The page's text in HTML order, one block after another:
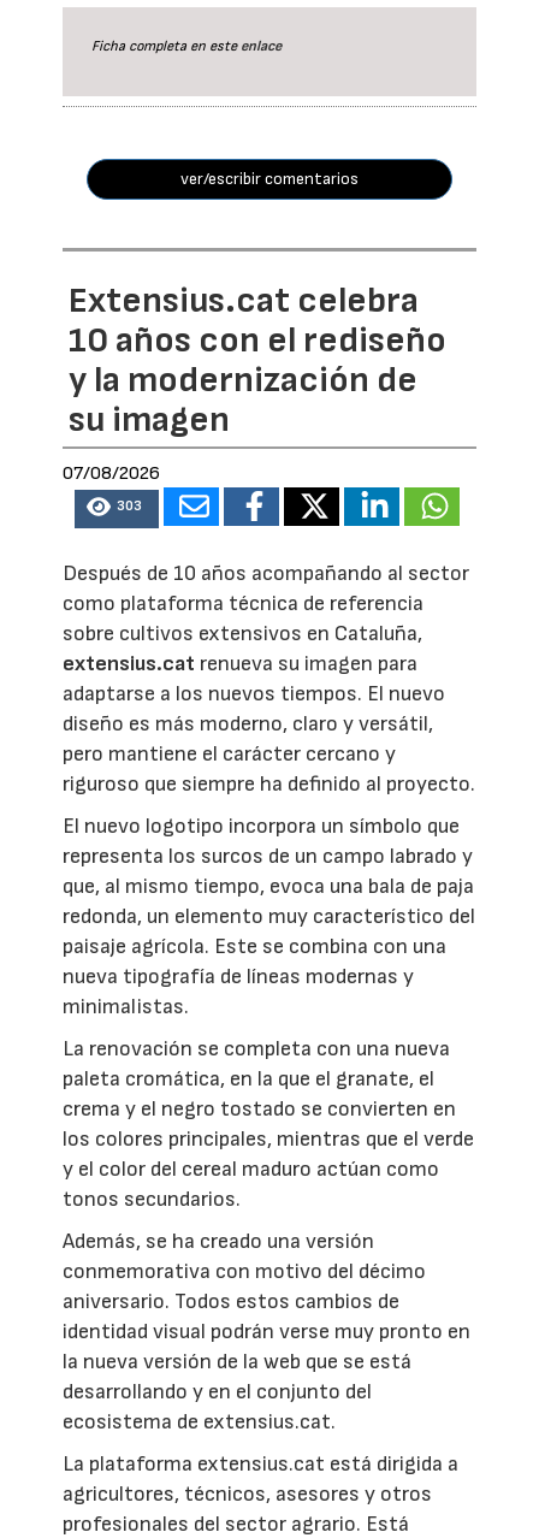
Ficha completa en este enlace
ver/escribir comentarios
Extensius.cat celebra
10 años con el rediseño
y la modernización de
su imagen
07/08/2026
303
Después de 10 años acompañando al sector
como plataforma técnica de referencia
sobre cultivos extensivos en Cataluña,
extensius.cat renueva su imagen para
adaptarse a los nuevos tiempos. El nuevo
diseño es más moderno, claro y versátil,
pero mantiene el carácter cercano y
riguroso que siempre ha definido al proyecto.
El nuevo logotipo incorpora un símbolo que
representa los surcos de un campo labrado y
que, al mismo tiempo, evoca una bala de paja
redonda, un elemento muy característico del
paisaje agrícola. Este se combina con una
nueva tipografía de líneas modernas y
minimalistas.
La renovación se completa con una nueva
paleta cromática, en la que el granate, el
crema y el negro tostado se convierten en
los colores principales, mientras que el verde
y el color del cereal maduro actúan como
tonos secundarios.
Además, se ha creado una versión
conmemorativa con motivo del décimo
aniversario. Todos estos cambios de
identidad visual podrán verse muy pronto en
la nueva versión de la web que se está
desarrollando y en el conjunto del
ecosistema de extensius.cat.
La plataforma extensius.cat está dirigida a
agricultores, técnicos, asesores y otros
profesionales del sector agrario. Está